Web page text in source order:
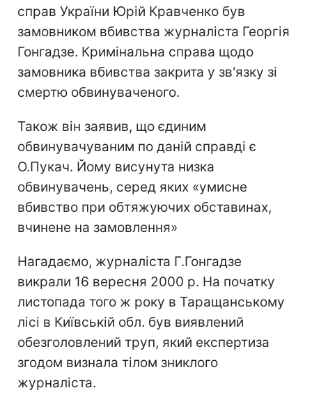
справ України Юрій Кравченко був
замовником вбивства журналіста Георгія
Гонгадзе. Кримінальна справа щодо
замовника вбивства закрита у зв'язку зі
смертю обвинуваченого.
Також він заявив, що єдиним
обвинувачуваним по даній справді є
О.Пукач. Йому висунута низка
обвинувачень, серед яких «умисне
вбивство при обтяжуючих обставинах,
вчинене на замовлення»
Нагадаємо, журналіста Г.Гонгадзе
викрали 16 вересня 2000 р. На початку
листопада того ж року в Таращанському
лісі в Київській обл. був виявлений
обезголовлений труп, який експертиза
згодом визнала тілом зниклого
журналіста.